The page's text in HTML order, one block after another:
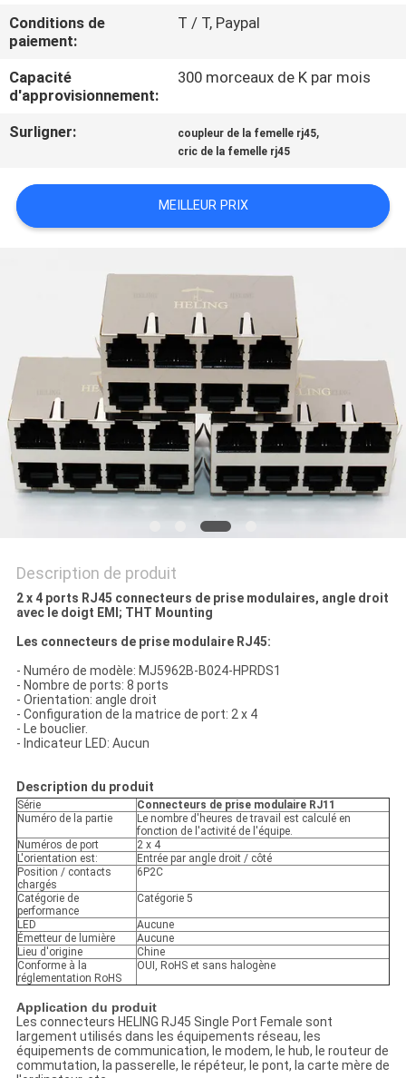
CONTACTEZ-
NOUS
DEMANDEZ
UNE
PLAN
POLITIQUE
EN
MATIÈRE
DE
PROTECTION
DE
VIE
PRIVÉE
Conditions de
paiement:
T / T, Paypal
Capacité
d'approvisionnement:
300 morceaux de K par mois
Surligner: coupleur de la femelle rj45,
cric de la femelle rj45
MEILLEUR PRIX
Description de produit
2 x 4 ports RJ45 connecteurs de prise modulaires, angle droit
avec le doigt EMI; THT Mounting
Les connecteurs de prise modulaire RJ45:
- Numéro de modèle: MJ5962B-B024-HPRDS1
- Nombre de ports: 8 ports
- Orientation: angle droit
- Configuration de la matrice de port: 2 x 4
- Le bouclier.
- Indicateur LED: Aucun
Description du produit
Série
Connecteurs de prise modulaire RJ11
Numéro de la partie
Le nombre d'heures de travail est calculé en
fonction de l'activité de l'équipe.
Numéros de port
2 x 4
L'orientation est:
Entrée par angle droit / côté
Position / contacts
chargés
6P2C
Catégorie de
performance
Catégorie 5
LED
Aucune
Émetteur de lumière
Aucune
Lieu d'origine
Chine
Conforme à la
réglementation RoHS
OUI, RoHS et sans halogène
Application du produit
Les connecteurs HELING RJ45 Single Port Female sont
largement utilisés dans les équipements réseau, les
équipements de communication, le modem, le hub, le routeur de
commutation, la passerelle, le répéteur, le pont, la carte mère de